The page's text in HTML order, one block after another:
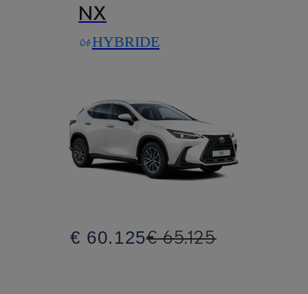
NX
HYBRIDE
€ 60.125€ 65.125